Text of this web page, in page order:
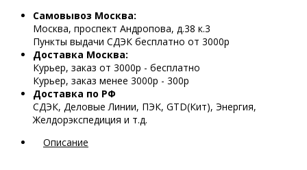
Самовывоз Москва:
Москва, проспект Андропова, д.38 к.3
Пункты выдачи СДЭК бесплатно от 3000р
Доставка Москва:
Курьер, заказ от 3000р - бесплатно
Курьер, заказ менее 3000р - 300р
Доставка по РФ
СДЭК, Деловые Линии, ПЭК, GTD(Кит), Энергия,
Желдорэкспедиция и т.д.
Описание